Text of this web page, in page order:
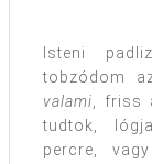
Isteni
tobzódom
valami, friss
tudtok,
percre,